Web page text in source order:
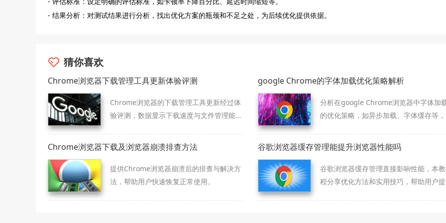
- 结果分析：对测试结果进行分析，找出优化方案的瓶颈和不足之处，为后续优化提供依据。
猜你喜欢
Chrome浏览器下载管理工具更新体验评测
Chrome浏览器的下载管理工具更新经过体
验评测，数据显示下载速度与文件管理能
google Chrome的字体加载优化策略解析
分析在google Chrome浏览器中字体加
的优化策略，如异步加载、字体缓存等，
Chrome浏览器下载及浏览器崩溃排查方法
提供Chrome浏览器崩溃后的排查与解决方
法，帮助用户快速恢复正常使用。
谷歌浏览器缓存管理能提升浏览器性能吗
谷歌浏览器缓存管理直接影响性能，本教
程分享优化方法和实用技巧，帮助用户提